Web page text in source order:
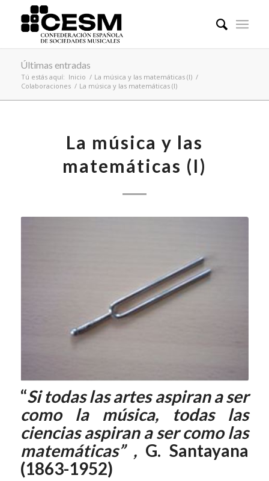
Últimas entradas
Tú estás aquí: Inicio / La música y las matemáticas (I) /
Colaboraciones / La música y las matemáticas (I)
La música y las
matemáticas (I)
“Si todas las artes aspiran a ser
como la música, todas las
ciencias aspiran a ser como las
matemáticas” , G. Santayana
(1863-1952)